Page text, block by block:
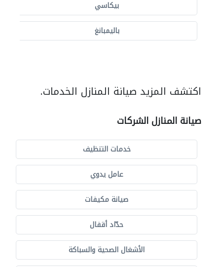
بيكاسي
باليمبانغ
اكتشف المزيد صيانة المنازل الخدمات.
صيانة المنازل الشركات
خدمات التنظيف
عامل يدوي
صيانة مكيفات
حدّاد أقفال
الأشغال الصحية والسباكة